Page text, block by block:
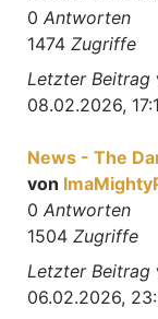
0 Antworten
1474 Zugriffe
Letzter Beitrag
08.02.2026,
News - The
von
0 Antworten
1504 Zugriffe
Letzter Beitrag
06.02.2026,